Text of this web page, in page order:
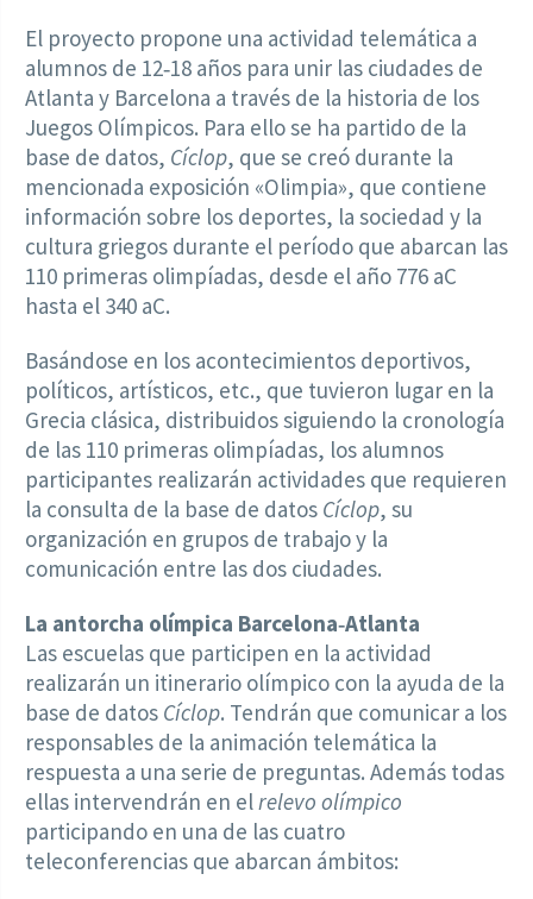
El proyecto propone una actividad telemática a
alumnos de 12‑18 años para unir las ciudades de
Atlanta y Barcelona a través de la historia de los
Juegos Olímpicos. Para ello se ha partido de la
base de datos, Cíclop, que se creó durante la
mencionada exposición «Olimpia», que contiene
información sobre los deportes, la sociedad y la
cultura griegos durante el período que abarcan las
110 primeras olimpíadas, desde el año 776 aC
hasta el 340 aC.
Basándose en los acontecimientos deportivos,
políticos, artísticos, etc., que tuvieron lugar en la
Grecia clásica, distribuidos siguiendo la cronología
de las 110 primeras olimpíadas, los alumnos
participantes realizarán actividades que requieren
la consulta de la base de datos Cíclop, su
organización en grupos de trabajo y la
comunicación entre las dos ciudades.
La antorcha olímpica Barcelona‑Atlanta
Las escuelas que participen en la actividad
realizarán un itinerario olímpico con la ayuda de la
base de datos Cíclop. Tendrán que comunicar a los
responsables de la animación telemática la
respuesta a una serie de preguntas. Además todas
ellas intervendrán en el relevo olímpico
participando en una de las cuatro
teleconferencias que abarcan ámbitos: